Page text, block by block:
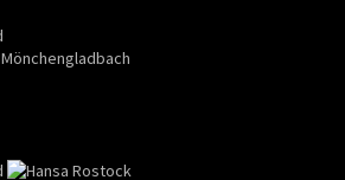
Mönchengladbach